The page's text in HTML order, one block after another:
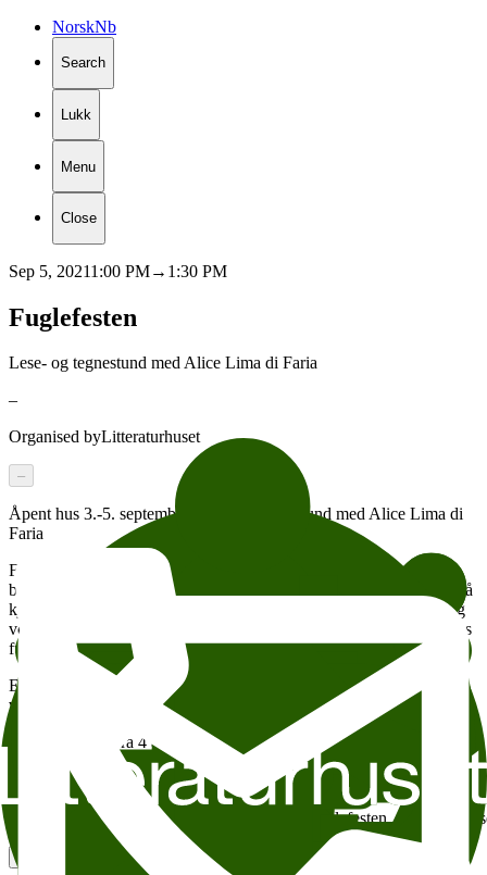
NorskNb
Search
Lukk
Menu
Close
Sep 5, 20211:00 PM→ 1:30 PM
Fuglefesten
Lese- og tegnestund med Alice Lima di Faria
–
Organised byLitteraturhuset
–
Åpent hus 3.-5. september Lese- og tegnestund med Alice Lima di
Faria
Forfatter og illustratør
Alice Lima di Faria
leser og tegner fra
billedboka
om flaggermusen Flapps som synes det er så
kjedelig å være våken om natten når alle andre sover. Ikke en gang
vennen Mark orker å holde seg våken, for han er invitert på fest hos
fuglene neste dag. Men Flapps er ikke invitert…
En fortelling om å føle seg utenfor, men å finne sine egentlige
venner til slutt!
Passer for barn fra 4 år og oppover.
Litteraturhuset Berner-kjelleren Gratisbilletter legges ut 1. september
kl. 9.00 For barn og unge
https://litteraturhuset.ticketco.events/no/nb/e/
Copy link About accesesibility